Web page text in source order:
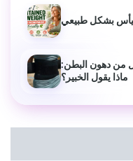
بشكل طبيعي
من دهون البطن:
ماذا يقول الخبير؟